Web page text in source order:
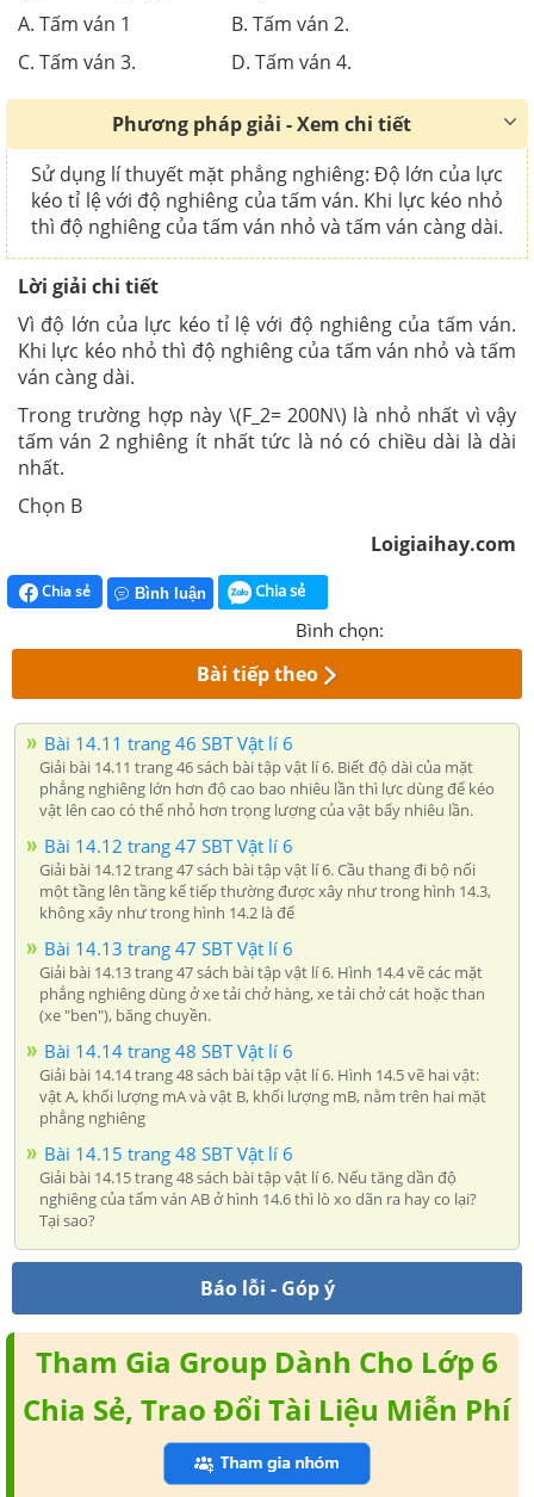
A. Tấm ván 1 B. Tấm ván 2.
C. Tấm ván 3. D. Tấm ván 4.
Phương pháp giải - Xem chi tiết
Sử dụng lí thuyết mặt phẳng nghiêng: Độ lớn của lực
kéo tỉ lệ với độ nghiêng của tấm ván. Khi lực kéo nhỏ
thì độ nghiêng của tấm ván nhỏ và tấm ván càng dài.
Lời giải chi tiết
Vì độ lớn của lực kéo tỉ lệ với độ nghiêng của tấm ván.
Khi lực kéo nhỏ thì độ nghiêng của tấm ván nhỏ và tấm
ván càng dài.
Trong trường hợp này \(F_2= 200N\) là nhỏ nhất vì vậy
tấm ván 2 nghiêng ít nhất tức là nó có chiều dài là dài
nhất.
Chọn B
Loigiaihay.com
Chia sẻ Bình luận Chia sẻ
Bình chọn:
Bài tiếp theo
Bài 14.11 trang 46 SBT Vật lí 6
Giải bài 14.11 trang 46 sách bài tập vật lí 6. Biết độ dài của mặt
phẳng nghiêng lớn hơn độ cao bao nhiêu lần thì lực dùng để kéo
vật lên cao có thể nhỏ hơn trọng lượng của vật bấy nhiêu lần.
Bài 14.12 trang 47 SBT Vật lí 6
Giải bài 14.12 trang 47 sách bài tập vật lí 6. Cầu thang đi bộ nối
một tầng lên tầng kế tiếp thường được xây như trong hình 14.3,
không xây như trong hình 14.2 là để
Bài 14.13 trang 47 SBT Vật lí 6
Giải bài 14.13 trang 47 sách bài tập vật lí 6. Hình 14.4 vẽ các mặt
phẳng nghiêng dùng ở xe tải chở hàng, xe tải chở cát hoặc than
(xe "ben"), băng chuyền.
Bài 14.14 trang 48 SBT Vật lí 6
Giải bài 14.14 trang 48 sách bài tập vật lí 6. Hình 14.5 vẽ hai vật:
vật A, khối lượng mA và vật B, khối lượng mB, nằm trên hai mặt
phẳng nghiêng
Bài 14.15 trang 48 SBT Vật lí 6
Giải bài 14.15 trang 48 sách bài tập vật lí 6. Nếu tăng dần độ
nghiêng của tấm ván AB ở hình 14.6 thì lò xo dãn ra hay co lại?
Tại sao?
Báo lỗi - Góp ý
Tham Gia Group Dành Cho Lớp 6
Chia Sẻ, Trao Đổi Tài Liệu Miễn Phí